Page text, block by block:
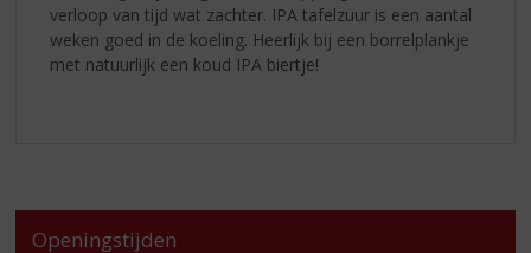
verloop van tijd wat zachter. IPA tafelzuur is een aantal
weken goed in de koeling. Heerlijk bij een borrelplankje
met natuurlijk een koud IPA biertje!
Openingstijden